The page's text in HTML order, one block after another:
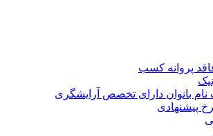
پروانه کسب
نام بانوان دارای تخصص آرایشگری
پیشنهادی